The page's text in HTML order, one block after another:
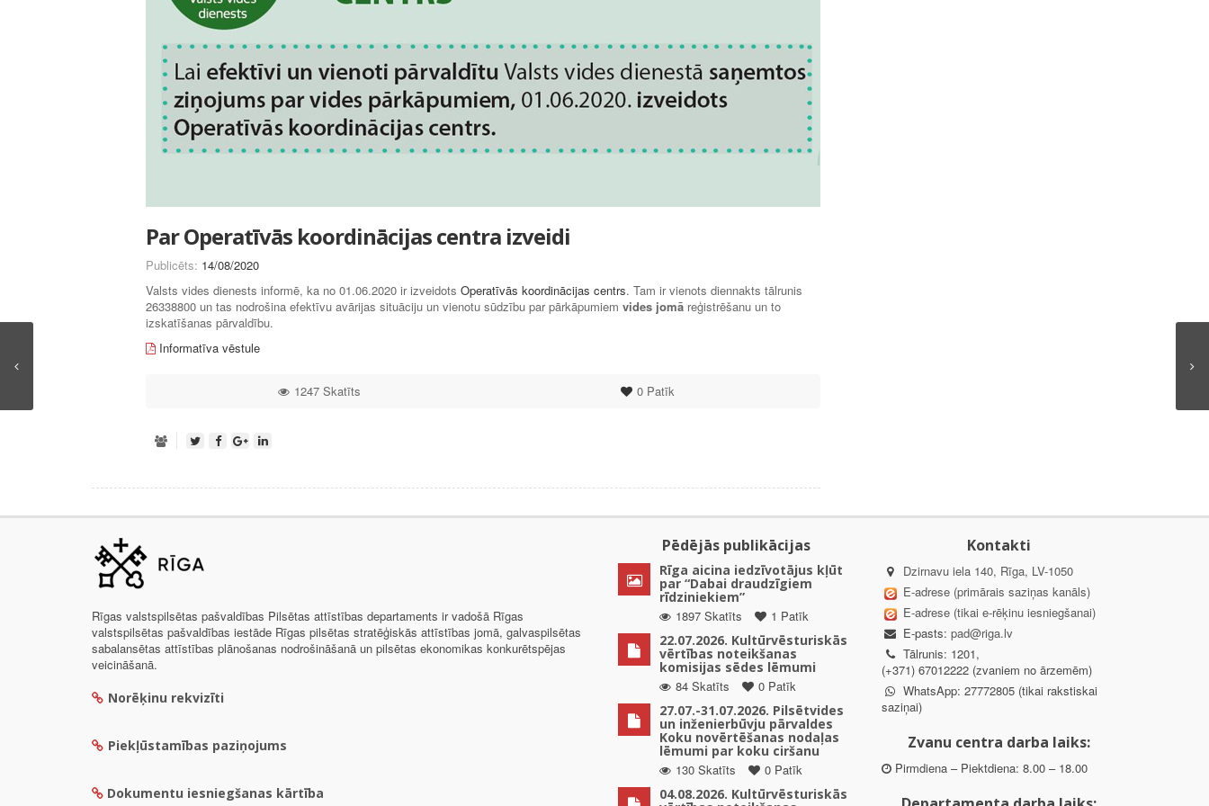
Par Operatīvās koordinācijas centra izveidi
Publicēts: 14/08/2020
Valsts vides dienests informē, ka no 01.06.2020 ir izveidots Operatīvās koordinācijas centrs. Tam ir vienots diennakts tālrunis
26338800 un tas nodrošina efektīvu avārijas situāciju un vienotu sūdzību par pārkāpumiem vides jomā reģistrēšanu un to
izskatīšanas pārvaldību.
Informatīva vēstule
0Patīk
1247 Skatīts
Rīgas valstspilsētas pašvaldības Pilsētas attīstības departaments ir vadošā Rīgas
valstspilsētas pašvaldības iestāde Rīgas pilsētas stratēģiskās attīstības jomā, galvaspilsētas
sabalansētas attīstības plānošanas nodrošināšanā un pilsētas ekonomikas konkurētspējas
veicināšanā.
Norēķinu rekvizīti
Piekļūstamības paziņojums
Dokumentu iesniegšanas kārtība
Pēdējās publikācijas
Rīga aicina iedzīvotājus kļūt
par “Dabai draudzīgiem
rīdziniekiem”
1897 Skatīts
1 Patīk
22.07.2026. Kultūrvēsturiskās
vērtības noteikšanas
komisijas sēdes lēmumi
84 Skatīts
0 Patīk
27.07.-31.07.2026. Pilsētvides
un inženierbūvju pārvaldes
Koku novērtēšanas nodaļas
lēmumi par koku ciršanu
130 Skatīts
0 Patīk
04.08.2026. Kultūrvēsturiskās
Kontakti
Dzirnavu iela 140, Rīga, LV-1050
E-adrese (primārais saziņas kanāls)
E-adrese (tikai e-rēķinu iesniegšanai)
E-pasts: pad@riga.lv
Tālrunis: 1201,
(+371) 67012222 (zvaniem no ārzemēm)
WhatsApp: 27772805 (tikai rakstiskai
saziņai)
Zvanu centra darba laiks:
Pirmdiena – Piektdiena: 8.00 – 18.00